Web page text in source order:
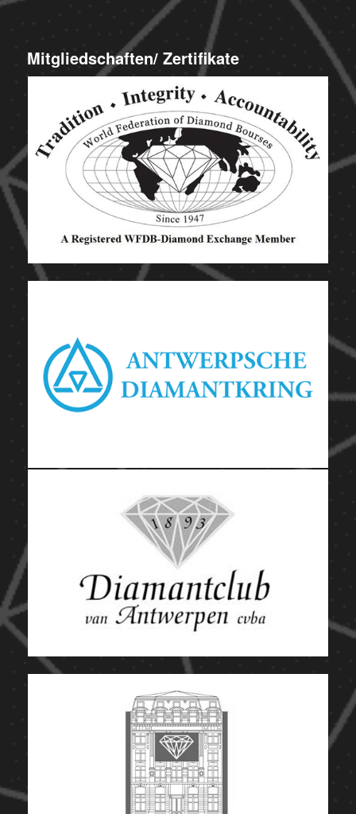
Mitgliedschaften/ Zertifikate